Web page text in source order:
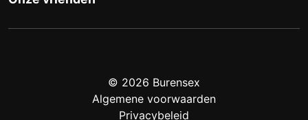
© 2026 Burensex
Algemene voorwaarden
Privacybeleid